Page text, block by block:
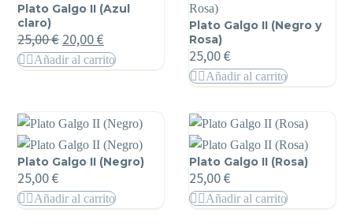
Plato Galgo II (Azul
claro)
25,00€ 20,00€
Añadir al carrito
Plato Galgo II (Negro y
Rosa)
25,00€
Añadir al carrito
Plato Galgo II (Negro)
25,00€
Añadir al carrito
Plato Galgo II (Rosa)
25,00€
Añadir al carrito